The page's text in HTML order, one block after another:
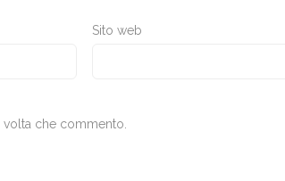
Sito web
che commento.